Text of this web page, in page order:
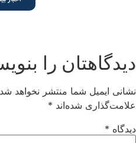
را
ایمیل شما منتشر نخواهد شد.
شده‌اند*
*